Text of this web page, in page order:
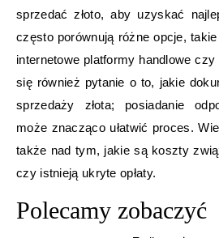
sprzedać złoto, aby uzyskać
często porównują różne opcje,
internetowe platformy handlowe
się również pytanie o to, jakie
sprzedaży złota; posiadanie
może znacząco ułatwić proces.
także nad tym, jakie są koszty
czy istnieją ukryte opłaty.
Polecamy zobaczyć